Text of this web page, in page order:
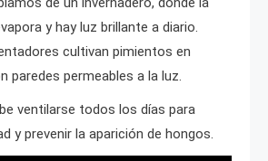
y hay luz brillante a diario.
cultivan pimientos en
paredes permeables a la luz.
ventilarse todos los días para
y prevenir la aparición de hongos.